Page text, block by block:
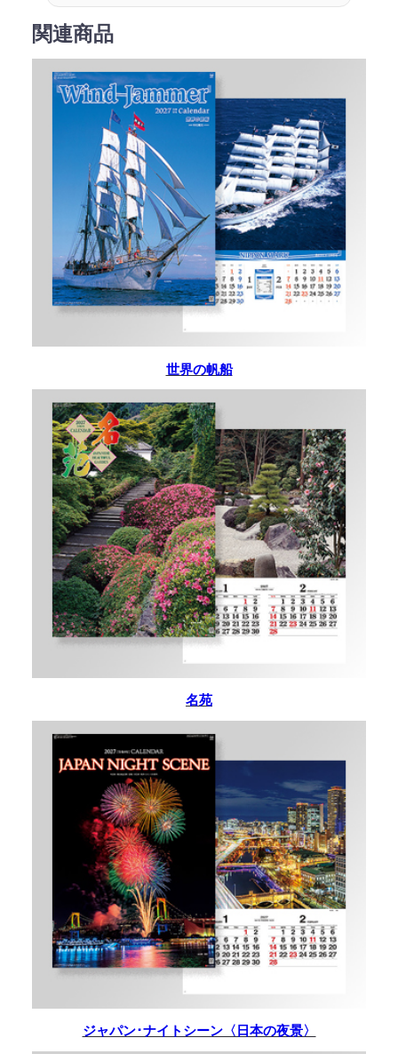
関連商品
世界の帆船
名苑
ジャパン･ナイトシーン〈日本の夜景〉